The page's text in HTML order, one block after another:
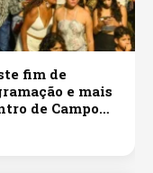
fim de
e mais
de Campo